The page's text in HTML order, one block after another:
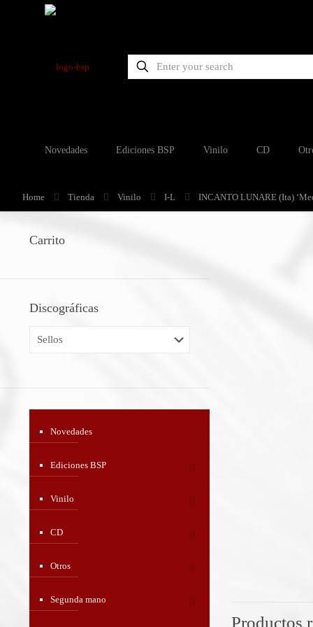
Novedades Ediciones BSP Vinilo CD
Home Tienda Vinilo I-L INCANTO LUNARE (Ita)
Productos
Carrito
Discográficas
Novedades
Ediciones BSP
Vinilo
CD
Otros
Segunda mano